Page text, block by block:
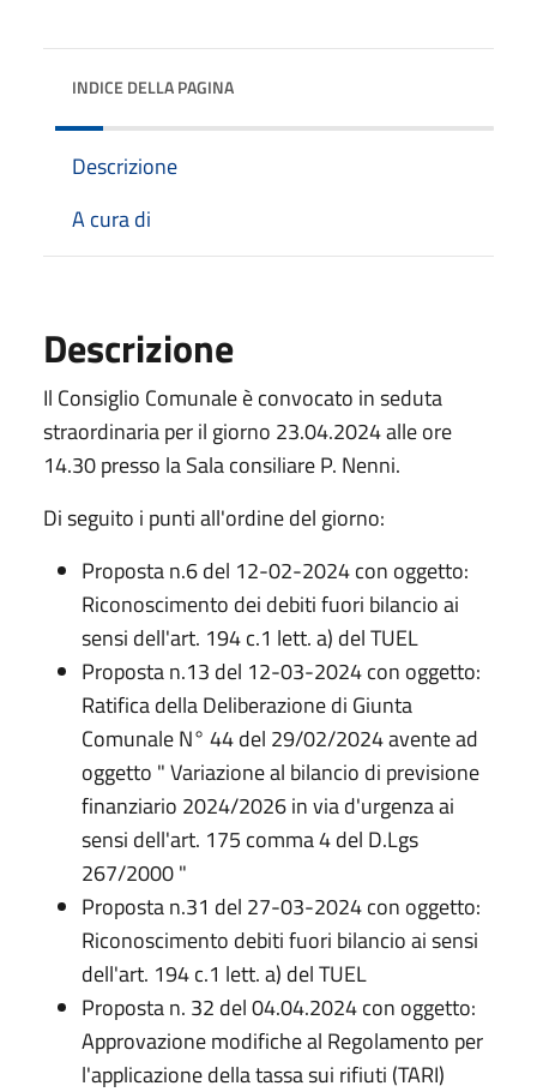
INDICE DELLA PAGINA
Descrizione
A cura di
Descrizione
Il Consiglio Comunale è convocato in seduta
straordinaria per il giorno 23.04.2024 alle ore
14.30 presso la Sala consiliare P. Nenni.
Di seguito i punti all'ordine del giorno:
Proposta n.6 del 12-02-2024 con oggetto:
Riconoscimento dei debiti fuori bilancio ai
sensi dell'art. 194 c.1 lett. a) del TUEL
Proposta n.13 del 12-03-2024 con oggetto:
Ratifica della Deliberazione di Giunta
Comunale N° 44 del 29/02/2024 avente ad
oggetto " Variazione al bilancio di previsione
finanziario 2024/2026 in via d'urgenza ai
sensi dell'art. 175 comma 4 del D.Lgs
267/2000 "
Proposta n.31 del 27-03-2024 con oggetto:
Riconoscimento debiti fuori bilancio ai sensi
dell'art. 194 c.1 lett. a) del TUEL
Proposta n. 32 del 04.04.2024 con oggetto:
Approvazione modifiche al Regolamento per
l'applicazione della tassa sui rifiuti (TARI)